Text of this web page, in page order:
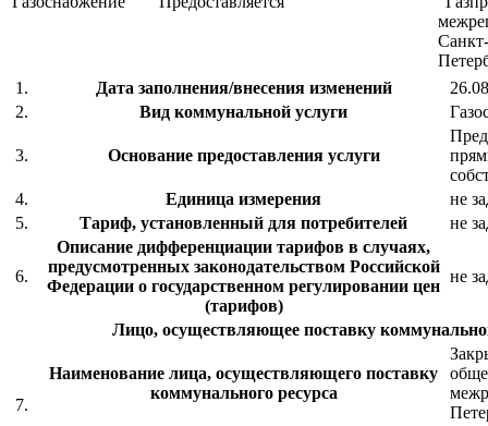
Санкт-
1.
Дата заполнения/внесения изменений
2.
Вид коммунальной услуги
3. Основание предоставления услуги
4.
Единица измерения
не
5.
Тариф, установленный для потребителей не
6.
Описание дифференциации тарифов в случаях,
предусмотренных законодательством Российской
Федерации о государственном регулировании цен
(тарифов)
не
7.
Лицо, осуществляющее поставку
Наименование лица, осуществляющего поставку
коммунального ресурса